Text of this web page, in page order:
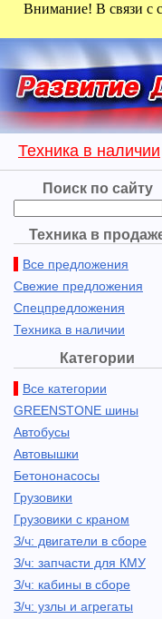
Внимание! В связи с
Техника в наличии
Поиск по сайту
Техника в
Все предложения
Свежие предложения
Спецпредложения
Техника в наличии
Категории
Все категории
GREENSTONE шины
Автобусы
Автовышки
Бетононасосы
Грузовики
Грузовики с краном
З/ч: двигатели в сборе
З/ч: запчасти для КМУ
З/ч: кабины в сборе
З/ч: узлы и агрегаты